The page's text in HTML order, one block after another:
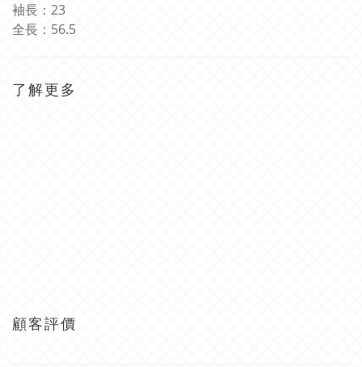
袖長： 23
全長： 56.5
了解更多
顧客評價